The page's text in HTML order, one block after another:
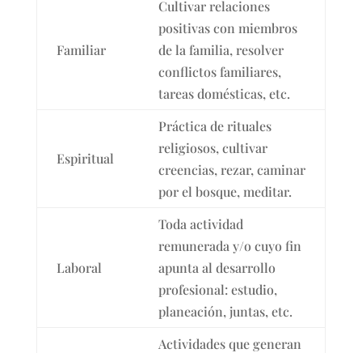
Familiar
Cultivar relaciones
positivas con miembros
de la familia, resolver
conflictos familiares,
tareas domésticas, etc.
Espiritual
Práctica de rituales
religiosos, cultivar
creencias, rezar, caminar
por el bosque, meditar.
Laboral
Toda actividad
remunerada y/o cuyo fin
apunta al desarrollo
profesional: estudio,
planeación, juntas, etc.
Actividades que generan